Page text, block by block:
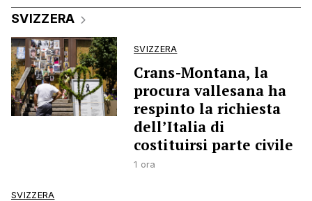
SVIZZERA
SVIZZERA
Crans-Montana, la
procura vallesana ha
respinto la richiesta
dell’Italia di
costituirsi parte civile
1 ora
SVIZZERA